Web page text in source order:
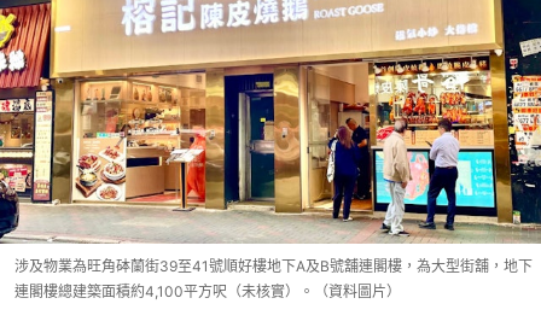
涉及物業為旺角砵蘭街39至41號順好樓地下A及B號舖連閣樓，為大型街舖，地下
連閣樓總建築面積約4,100平方呎（未核實）。（資料圖片）